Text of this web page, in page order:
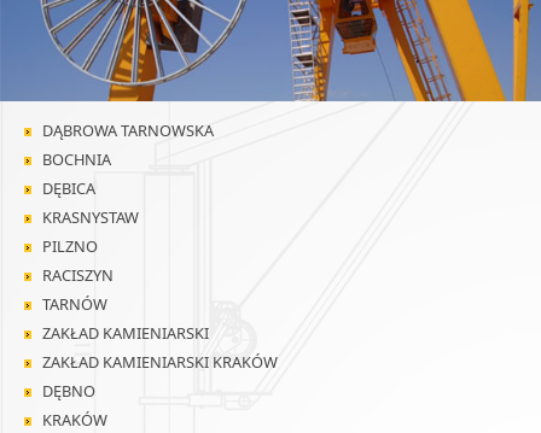
DĄBROWA TARNOWSKA
BOCHNIA
DĘBICA
KRASNYSTAW
PILZNO
RACISZYN
TARNÓW
ZAKŁAD KAMIENIARSKI
ZAKŁAD KAMIENIARSKI KRAKÓW
DĘBNO
KRAKÓW